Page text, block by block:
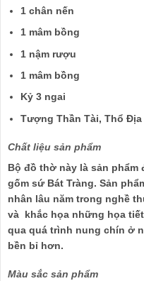
1 chân nến
1 mâm bồng
1 nậm rượu
1 mâm bồng
Kỷ 3 ngai
Tượng Thần Tài, Thổ Địa
Chất liệu sản phẩm
Bộ đồ thờ này là sản
gốm sứ Bát Tràng. Sản
nhân lâu năm trong nghề
và khắc họa những họa
qua quá trình nung chín ở
bền bỉ hơn.
Màu sắc sản phẩm